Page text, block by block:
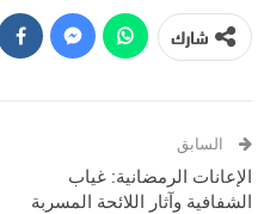
شارك
السابق
الإعانات الرمضانية: غياب
الشفافية وآثار اللائحة المسربة